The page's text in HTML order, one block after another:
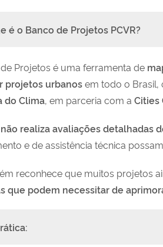
é o Banco de Projetos PCVR?
Projetos é uma ferramenta de
projetos urbanosem todo o Brasil,
do Clima, em parceria com a Cities
não realiza avaliações detalhadas
e de assistência técnica
reconhece que muitos projetos
que podem necessitar de